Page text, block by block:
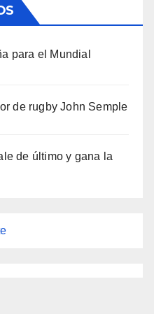
para el Mundial
de rugby John Semple
de último y gana la